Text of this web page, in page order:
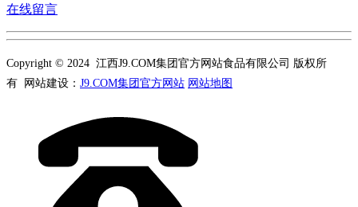
在线留言
Copyright © 2024 江西J9.COM集团官方网站食品有限公司 版权所
有 网站建设： J9.COM集团官方网站 网站地图